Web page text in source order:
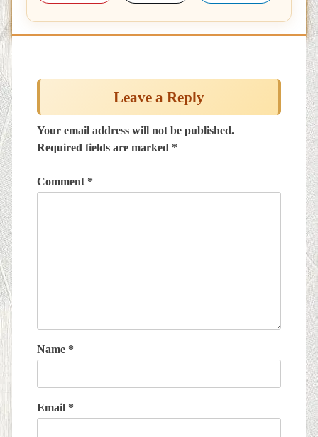
Leave a Reply
Your email address will not be published.
Required fields are marked *
Comment *
Name *
Email *